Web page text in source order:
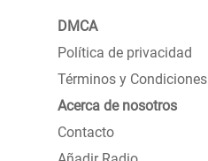
DMCA
Política de privacidad
Términos y Condiciones
Acerca de nosotros
Contacto